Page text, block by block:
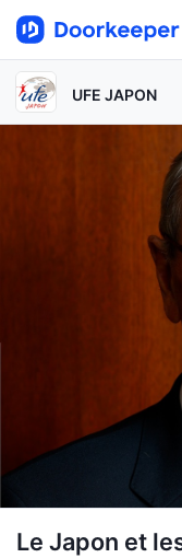
UFE JAPON
Le Japon et